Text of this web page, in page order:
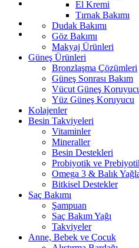
El Kremi
Tırnak Bakımı
Dudak Bakımı
Göz Bakımı
Makyaj Ürünleri
Güneş Ürünleri
Bronzlaşma Çözümleri
Güneş Sonrası Bakım
Vücut Güneş
Yüz Güneş Koruyucu
Kolajenler
Besin Takviyeleri
Vitaminler
Mineraller
Besin Destekleri
Probiyotik ve
Omega 3 & Balık
Bitkisel Destekler
Saç Bakımı
Şampuan
Saç Bakım Yağı
Takviyeler
Anne, Bebek ve Çocuk